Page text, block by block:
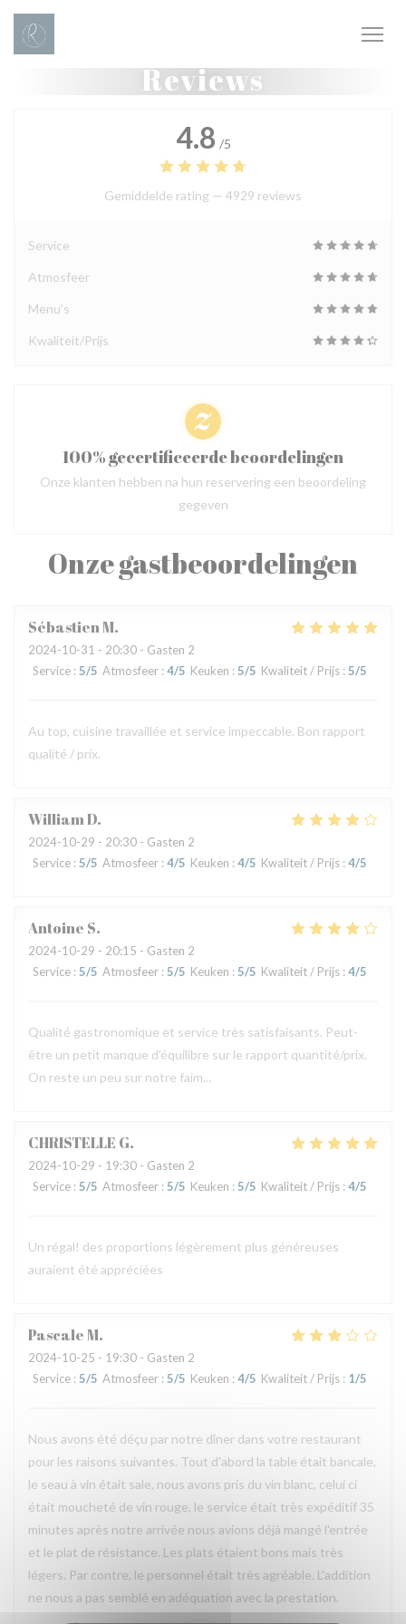
Cookies beheer paneel
Reviews
Onze gastbeoordelingen
SébastienM
2024-10-31 - 20:30 - Gasten 2
Service : 5/5 Atmosfeer : 4/5 Keuken : 5/5 Kwaliteit / Prijs : 5/5
Au top, cuisine travaillée et service impeccable. Bon rapport
qualité / prix.
WilliamD
2024-10-29 - 20:30 - Gasten 2
Service : 5/5 Atmosfeer : 4/5 Keuken : 4/5 Kwaliteit / Prijs : 4/5
Antoine S
2024-10-29 - 20:15 - Gasten 2
Service : 5/5 Atmosfeer : 5/5 Keuken : 5/5 Kwaliteit / Prijs : 4/5
Qualité gastronomique et service très satisfaisants. Peut-
être un petit manque d'équilibre sur le rapport quantité/prix.
On reste un peu sur notre faim...
CHRISTELLE G
2024-10-29 - 19:30 - Gasten 2
Service : 5/5 Atmosfeer : 5/5 Keuken : 5/5 Kwaliteit / Prijs : 4/5
Un régal! des proportions légèrement plus généreuses
auraient été appréciées
PascaleM
2024-10-25 - 19:30 - Gasten 2
Service : 5/5 Atmosfeer : 5/5 Keuken : 4/5 Kwaliteit / Prijs : 1/5
Nous avons été déçu par notre dîner dans votre restaurant
pour les raisons suivantes. Tout d'abord la table était bancale,
le seau à vin était sale, nous avons pris du vin blanc, celui ci
était moucheté de vin rouge, le service était très expéditif 35
minutes après notre arrivée nous avions déjà mangé l'entrée
et le plat de résistance. Les plats étaient bons mais très
légers. Par contre, le personnel était très agréable. L'addition
ne nous a pas semblé en adéquation avec la prestation.
4.8 /5
Gemiddelde rating — 4929 reviews
Service
Atmosfeer
Menu's
Kwaliteit/Prijs
100% gecertificeerde beoordelingen
Onze klanten hebben na hun reservering een beoordeling
gegeven